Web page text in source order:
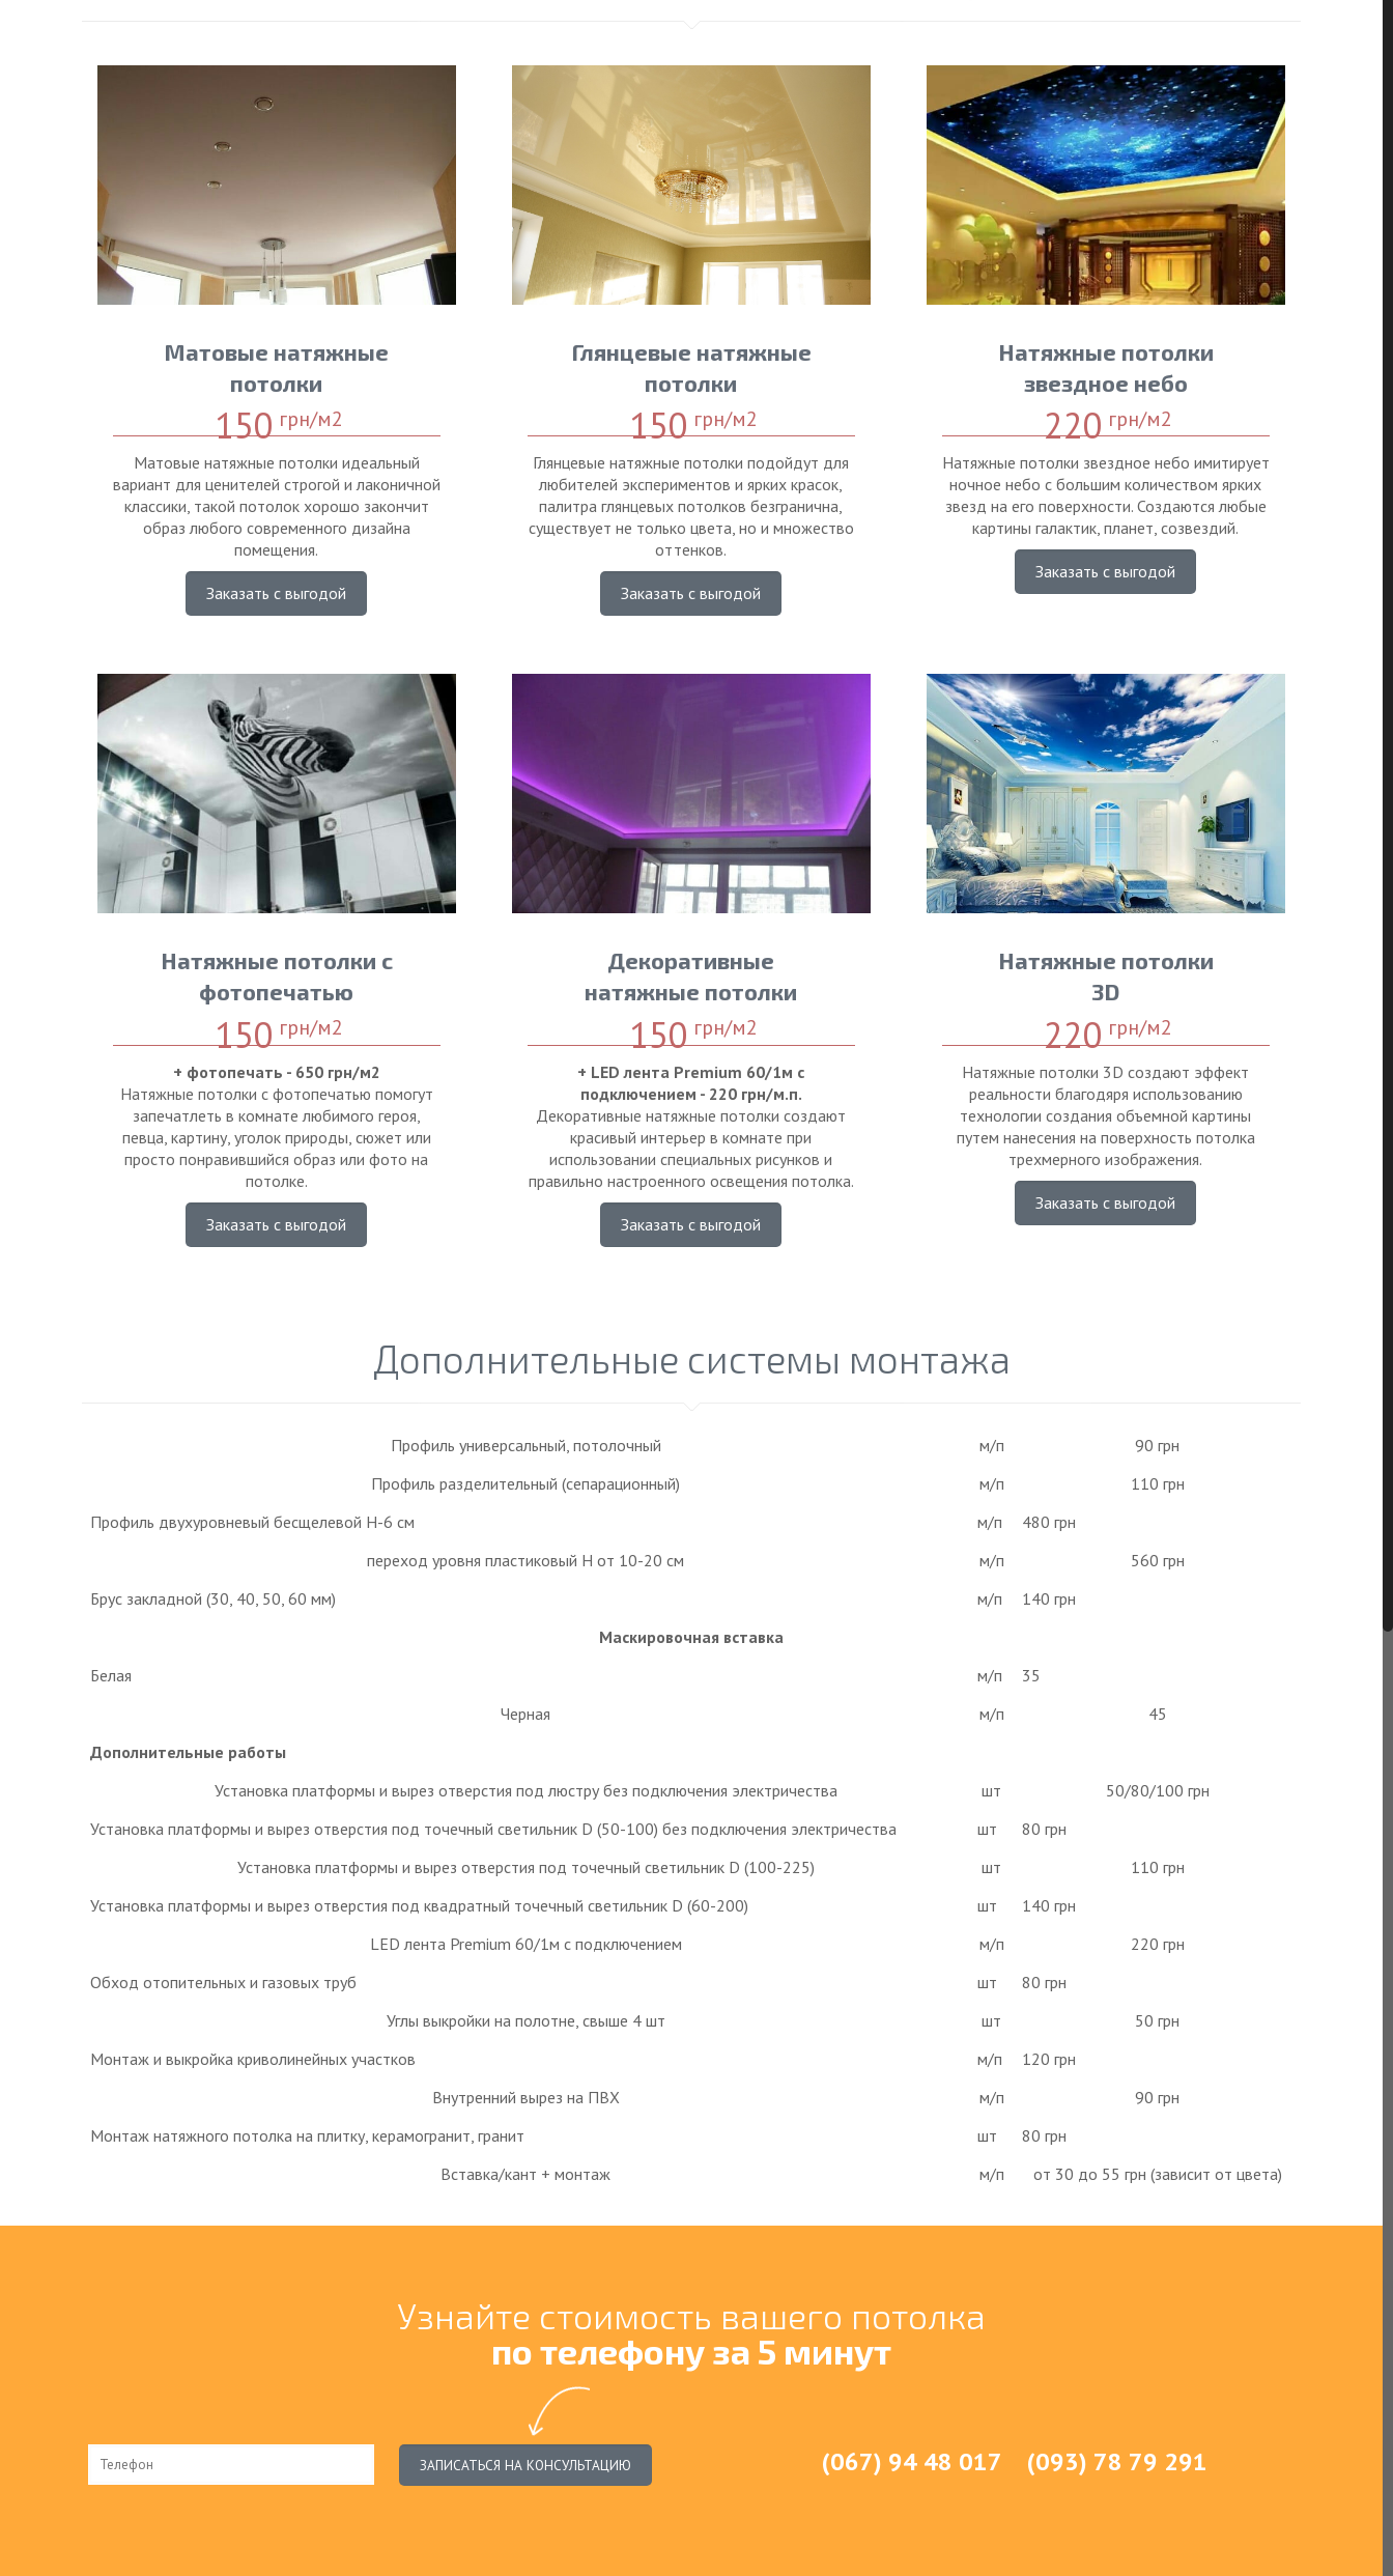
Матовые натяжные
потолки
150 грн/м2
Матовые натяжные потолки идеальный
вариант для ценителей строгой и лаконичной
классики, такой потолок хорошо закончит
образ любого современного дизайна
помещения.
Заказать с выгодой
Глянцевые натяжные
потолки
150 грн/м2
Глянцевые натяжные потолки подойдут для
любителей экспериментов и ярких красок,
палитра глянцевых потолков безгранична,
существует не только цвета, но и множество
оттенков.
Заказать с выгодой
Натяжные потолки
звездное небо
220 грн/м2
Натяжные потолки звездное небо имитирует
ночное небо с большим количеством ярких
звезд на его поверхности. Создаются любые
картины галактик, планет, созвездий.
Заказать с выгодой
Натяжные потолки с
фотопечатью
150 грн/м2
+ фотопечать - 650 грн/м2
Натяжные потолки с фотопечатью помогут
запечатлеть в комнате любимого героя,
певца, картину, уголок природы, сюжет или
просто понравившийся образ или фото на
потолке.
Заказать с выгодой
Декоративные
натяжные потолки
150 грн/м2
+ LED лента Premium 60/1м с
подключением - 220 грн/м.п.
Декоративные натяжные потолки создают
красивый интерьер в комнате при
использовании специальных рисунков и
правильно настроенного освещения потолка.
Заказать с выгодой
Натяжные потолки
3D
220 грн/м2
Натяжные потолки 3D создают эффект
реальности благодяря использованию
технологии создания объемной картины
путем нанесения на поверхность потолка
трехмерного изображения.
Заказать с выгодой
Дополнительные системы монтажа
Профиль универсальный, потолочный м/п
90 грн
Профиль разделительный (сепарационный)
м/п
110 грн
Профиль двухуровневый бесщелевой Н-6 см
м/п
480 грн
переход уровня пластиковый Н от 10-20 см
м/п
560 грн
Брус закладной (30, 40, 50, 60 мм)
м/п
140 грн
Маскировочная вставка
Белая
м/п
35
Черная
м/п
45
Дополнительные работы
Установка платформы и вырез отверстия под люстру без подключения электричества
шт
50/80/100 грн
Установка платформы и вырез отверстия под точечный светильник D (50-100) без подключения электричества
шт
80 грн
Установка платформы и вырез отверстия под точечный светильник D (100-225)
шт
110 грн
Установка платформы и вырез отверстия под квадратный точечный светильник D (60-200)
шт
140 грн
LED лента Premium 60/1м с подключением
м/п
220 грн
Обход отопительных и газовых труб
шт
80 грн
Углы выкройки на полотне, свыше 4 шт
шт
50 грн
Монтаж и выкройка криволинейных участков
м/п
120 грн
Внутренний вырез на ПВХ
м/п
90 грн
Монтаж натяжного потолка на плитку, керамогранит, гранит
шт
80 грн
Вставка/кант + монтаж
м/п от 30 до 55 грн (зависит от цвета)
Узнайте стоимость вашего потолка
по телефону за 5 минут
(067) 94 48 017 (093) 78 79 291